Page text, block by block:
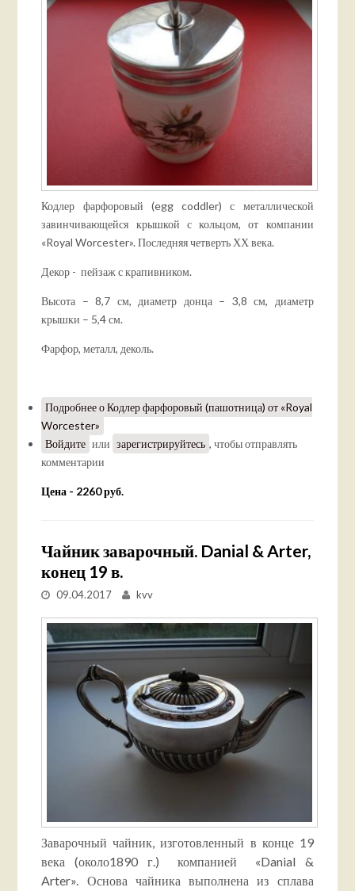
Кодлер фарфоровый (egg coddler) с металлической
завинчивающейся крышкой с кольцом, от компании
«Royal Worcester». Последняя четверть ХХ века.
Декор - пейзаж с крапивником.
Высота – 8,7 см, диаметр донца – 3,8 см, диаметр
крышки – 5,4 см.
Фарфор, металл, деколь.
Подробнеео Кодлер фарфоровый (пашотница) от «Royal
Worcester»
Войдите или зарегистрируйтесь , чтобы отправлять
комментарии
Цена - 2260 руб.
Чайник заварочный. Danial & Arter,
конец 19 в.
09.04.2017 kvv
Заварочныйчайник, изготовленный в конце 19
века (около1890 г.) компанией «Danial &
Arter». Основа чайника выполнена из сплава